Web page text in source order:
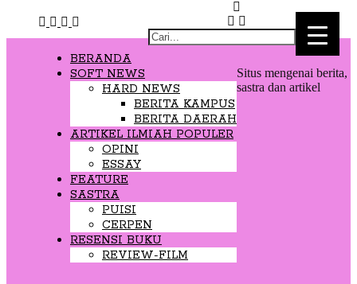
BERANDA
SOFT NEWS
HARD NEWS
BERITA KAMPUS
BERITA DAERAH
ARTIKEL ILMIAH POPULER
OPINI
ESSAY
FEATURE
SASTRA
PUISI
CERPEN
RESENSI BUKU
REVIEW-FILM
Situs mengenai berita,
sastra dan artikel